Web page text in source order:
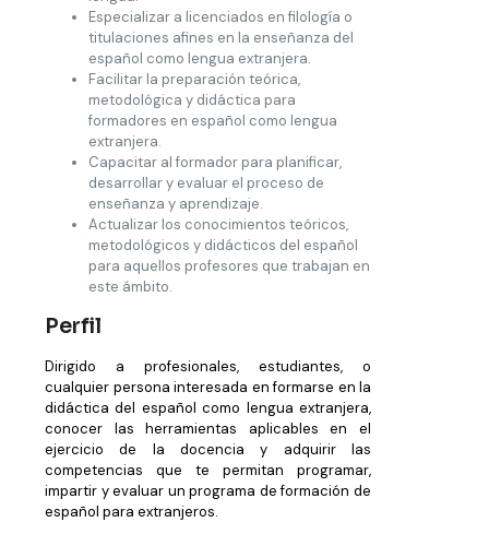
Especializar a licenciados en filología o
titulaciones afines en la enseñanza del
español como lengua extranjera.
Facilitar la preparación teórica,
metodológica y didáctica para
formadores en español como lengua
extranjera.
Capacitar al formador para planificar,
desarrollar y evaluar el proceso de
enseñanza y aprendizaje.
Actualizar los conocimientos teóricos,
metodológicos y didácticos del español
para aquellos profesores que trabajan en
este ámbito.
Perfil
Dirigido a profesionales, estudiantes, o
cualquier persona interesada en formarse en la
didáctica del español como lengua extranjera,
conocer las herramientas aplicables en el
ejercicio de la docencia y adquirir las
competencias que te permitan programar,
impartir y evaluar un programa de formación de
español para extranjeros.